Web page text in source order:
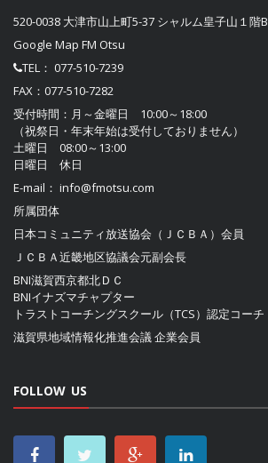
520-0038 大津市山上町5-37 シャルム皇子山１階B
Google Map FM Otsu
TEL： 077-510-7239
FAX：077-510-7282
受付時間：月～金曜日 10:00～18:00
（祝祭日・年末年始は受付しておりません）
土曜日 08:00～13:00
日曜日 休日
E-mail： info@fmotsu.com
所属団体
日本コミュニティ放送協会（ＪＣＢＡ） 会員
ＪＣＢＡ近畿地区協議会元副会長
BNI滋賀西京都北ＤＣ
BNIイナズマチャプター
トラストコーチングスクール（TCS）認定コーチ
滋賀県地域情報化推進会議企業会員
FOLLOW US